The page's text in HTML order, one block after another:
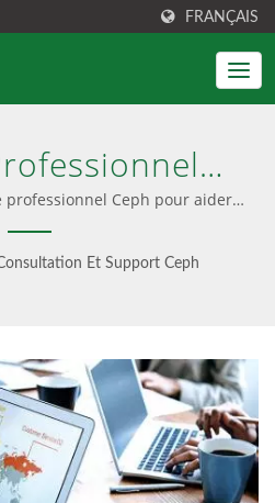
FRANÇAIS
professionnel Ceph pour aider
Ceph. | La solution Ceph
facile, un logiciel
utilisateur conviviale.
logicielles et des appareils
en main.
Et Support Ceph